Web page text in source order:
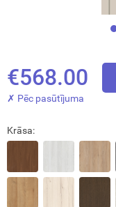
€568.00
✗ Pēc pasūtījuma
Krāsa: